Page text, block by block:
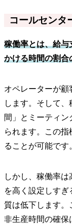
コールセンタ
稼働率とは、給与
かける時間の割合
オペレーターが
します。そして
間」とミーティ
られます。この
ることが可能です
しかし、稼働率
を高く設定しす
質は低下します。
非生産時間の確保